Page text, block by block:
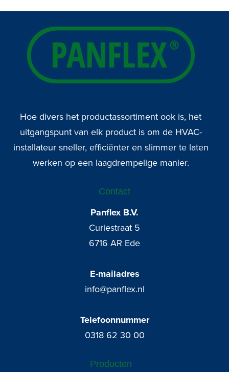
Hoe divers het productassortiment ook is, het
uitgangspunt van elk product is om de HVAC-
installateur sneller, efficiënter en slimmer te laten
werken op een laagdrempelige manier.
Contact
Panflex B.V.
Curiestraat 5
6716 AR Ede
E-mailadres
info@panflex.nl
Telefoonnummer
0318 62 30 00
Producten